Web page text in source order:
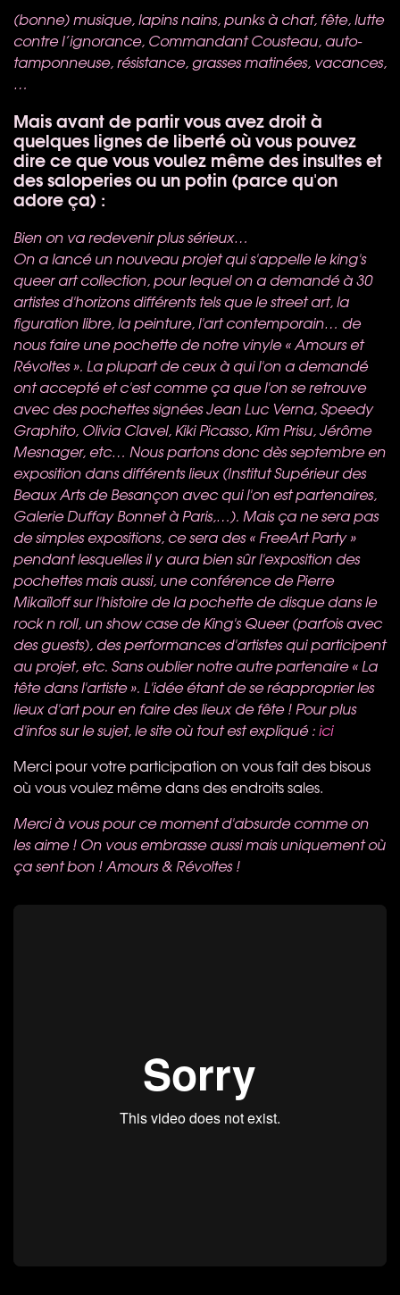
(bonne) musique, lapins nains, punks à chat, fête, lutte
contre l’ignorance, Commandant Cousteau, auto-
tamponneuse, résistance, grasses matinées, vacances,
…
Mais avant de partir vous avez droit à
quelques lignes de liberté où vous pouvez
dire ce que vous voulez même des insultes et
des saloperies ou un potin (parce qu'on
adore ça) :
Bien on va redevenir plus sérieux…
On a lancé un nouveau projet qui s'appelle le king's
queer art collection, pour lequel on a demandé à 30
artistes d'horizons différents tels que le street art, la
figuration libre, la peinture, l'art contemporain… de
nous faire une pochette de notre vinyle « Amours et
Révoltes ». La plupart de ceux à qui l'on a demandé
ont accepté et c'est comme ça que l'on se retrouve
avec des pochettes signées Jean Luc Verna, Speedy
Graphito, Olivia Clavel, Kiki Picasso, Kim Prisu, Jérôme
Mesnager, etc… Nous partons donc dès septembre en
exposition dans différents lieux (Institut Supérieur des
Beaux Arts de Besançon avec qui l'on est partenaires,
Galerie Duffay Bonnet à Paris,…). Mais ça ne sera pas
de simples expositions, ce sera des « FreeArt Party »
pendant lesquelles il y aura bien sûr l'exposition des
pochettes mais aussi, une conférence de Pierre
Mikaïloff sur l'histoire de la pochette de disque dans le
rock n roll, un show case de King's Queer (parfois avec
des guests), des performances d'artistes qui participent
au projet, etc. Sans oublier notre autre partenaire « La
tête dans l'artiste ». L'idée étant de se réapproprier les
lieux d'art pour en faire des lieux de fête ! Pour plus
d'infos sur le sujet, le site où tout est expliqué :ici
Merci pour votre participation on vous fait des bisous
où vous voulez même dans des endroits sales.
Merci à vous pour ce moment d'absurde comme on
les aime ! On vous embrasse aussi mais uniquement où
ça sent bon ! Amours & Révoltes !